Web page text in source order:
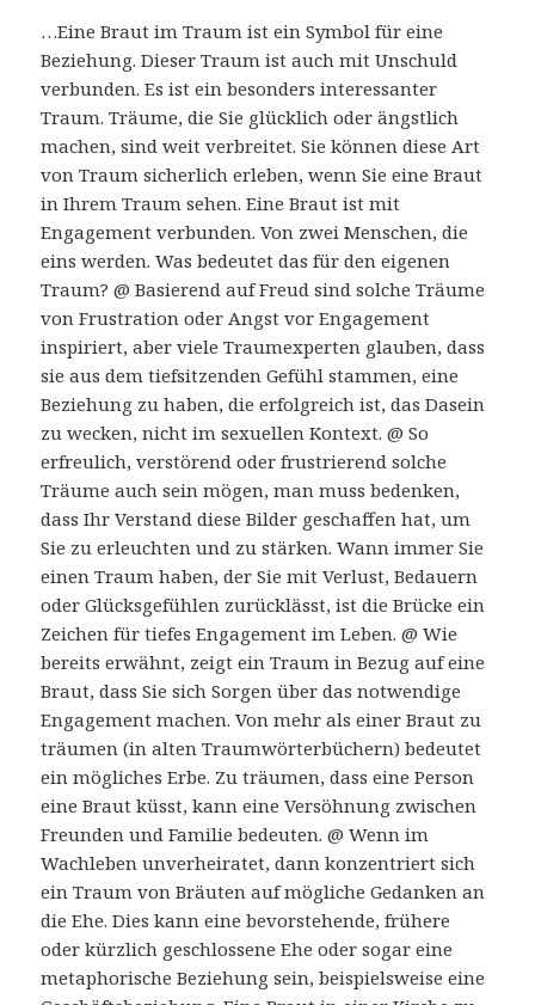
…Eine Braut im Traum ist ein Symbol für eine
Beziehung. Dieser Traum ist auch mit Unschuld
verbunden. Es ist ein besonders interessanter
Traum. Träume, die Sie glücklich oder ängstlich
machen, sind weit verbreitet. Sie können diese Art
von Traum sicherlich erleben, wenn Sie eine Braut
in Ihrem Traum sehen. Eine Braut ist mit
Engagement verbunden. Von zwei Menschen, die
eins werden. Was bedeutet das für den eigenen
Traum? @ Basierend auf Freud sind solche Träume
von Frustration oder Angst vor Engagement
inspiriert, aber viele Traumexperten glauben, dass
sie aus dem tiefsitzenden Gefühl stammen, eine
Beziehung zu haben, die erfolgreich ist, das Dasein
zu wecken, nicht im sexuellen Kontext. @ So
erfreulich, verstörend oder frustrierend solche
Träume auch sein mögen, man muss bedenken,
dass Ihr Verstand diese Bilder geschaffen hat, um
Sie zu erleuchten und zu stärken. Wann immer Sie
einen Traum haben, der Sie mit Verlust, Bedauern
oder Glücksgefühlen zurücklässt, ist die Brücke ein
Zeichen für tiefes Engagement im Leben. @ Wie
bereits erwähnt, zeigt ein Traum in Bezug auf eine
Braut, dass Sie sich Sorgen über das notwendige
Engagement machen. Von mehr als einer Braut zu
träumen (in alten Traumwörterbüchern) bedeutet
ein mögliches Erbe. Zu träumen, dass eine Person
eine Braut küsst, kann eine Versöhnung zwischen
Freunden und Familie bedeuten. @ Wenn im
Wachleben unverheiratet, dann konzentriert sich
ein Traum von Bräuten auf mögliche Gedanken an
die Ehe. Dies kann eine bevorstehende, frühere
oder kürzlich geschlossene Ehe oder sogar eine
metaphorische Beziehung sein, beispielsweise eine